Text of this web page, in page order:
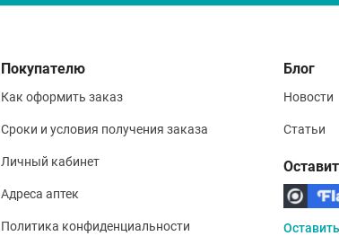
Покупателю
Как оформить заказ
Сроки и условия получения заказа
Личный кабинет
Адреса аптек
Политика конфиденциальности
Блог
Новости
Статьи